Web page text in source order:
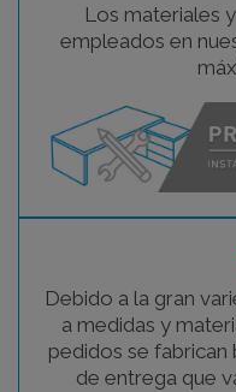
Los materiales
empleados en
Debido a la gran
a medidas y
pedidos se fabrican
de entrega que